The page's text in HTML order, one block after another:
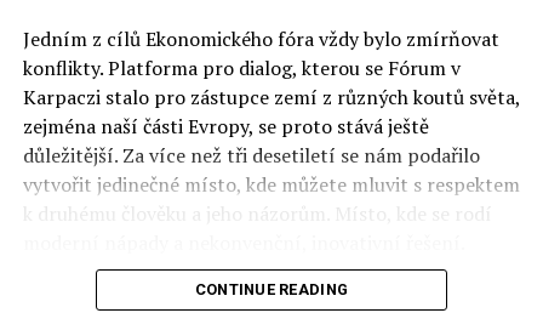
Jedním z cílů Ekonomického fóra vždy bylo zmírňovat
konflikty. Platforma pro dialog, kterou se Fórum v
Karpaczi stalo pro zástupce zemí z různých koutů světa,
zejména naší části Evropy, se proto stává ještě
důležitější. Za více než tři desetiletí se nám podařilo
vytvořit jedinečné místo, kde můžete mluvit s respektem
k druhému člověku a jeho názorům. Místo, kde se rodí
Polsko musí mít instituce, jejichž horizont činnosti je
CONTINUE READING